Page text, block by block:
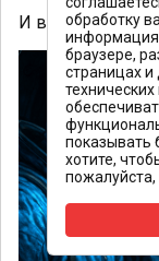
И ведьобработку
информация
браузере,
страницах и
показывать
хотите,
пожалуйста,